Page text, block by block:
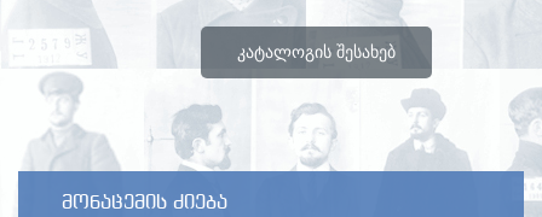
ᲙᲐᲢᲐᲚᲝᲒᲘᲡ ᲨᲔᲡᲐᲮᲔᲑ
მონაცემის ძიება